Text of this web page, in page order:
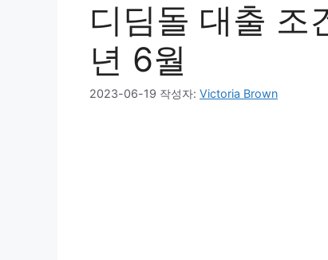
디딤돌 대출 조
년 6월
2023-06-19 작성자: Victoria Brown